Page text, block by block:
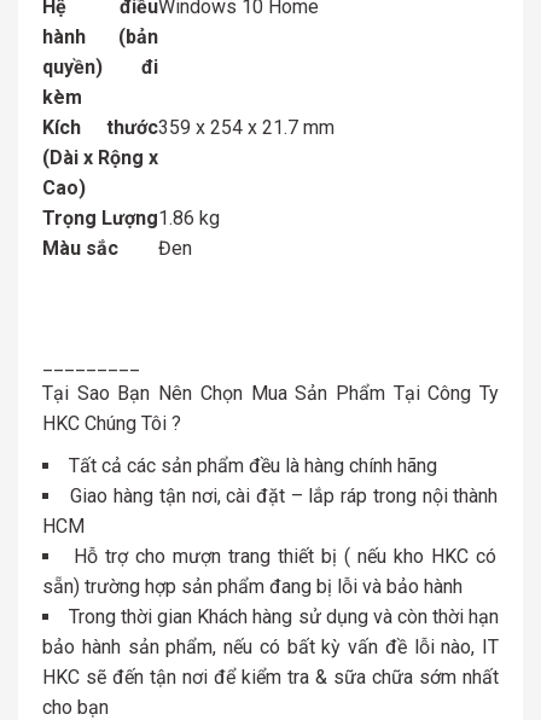
Hệ điều
hành (bản
quyền) đi
kèm
Windows 10 Home
Kích thước
(Dài x Rộng x
Cao)
359 x 254 x 21.7 mm
Trọng Lượng1.86 kg
Màu sắc
Đen
Tại Sao Bạn Nên Chọn Mua Sản Phẩm Tại Công Ty
HKC Chúng Tôi ?
Tất cả các sản phẩm đều là hàng chính hãng
Giao hàng tận nơi, cài đặt – lắp ráp trong nội thành
HCM
Hỗ trợ cho mượn trang thiết bị ( nếu kho HKC có
sẵn) trường hợp sản phẩm đang bị lỗi và bảo hành
Trong thời gian Khách hàng sử dụng và còn thời hạn
bảo hành sản phẩm, nếu có bất kỳ vấn đề lỗi nào, IT
HKC sẽ đến tận nơi để kiểm tra & sữa chữa sớm nhất
cho bạn